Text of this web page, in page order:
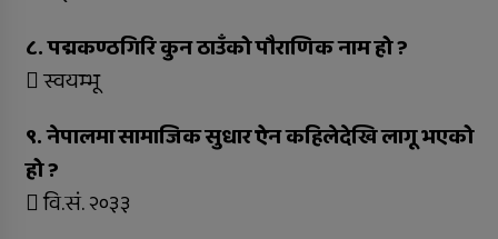
८. पद्मकण्ठगिरि कुन ठाउँको पौराणिक नाम हो ?
 स्वयम्भू
९. नेपालमा सामाजिक सुधार ऐन कहिलेदेखि लागू भएको
हो ?
 वि.सं. २०३३